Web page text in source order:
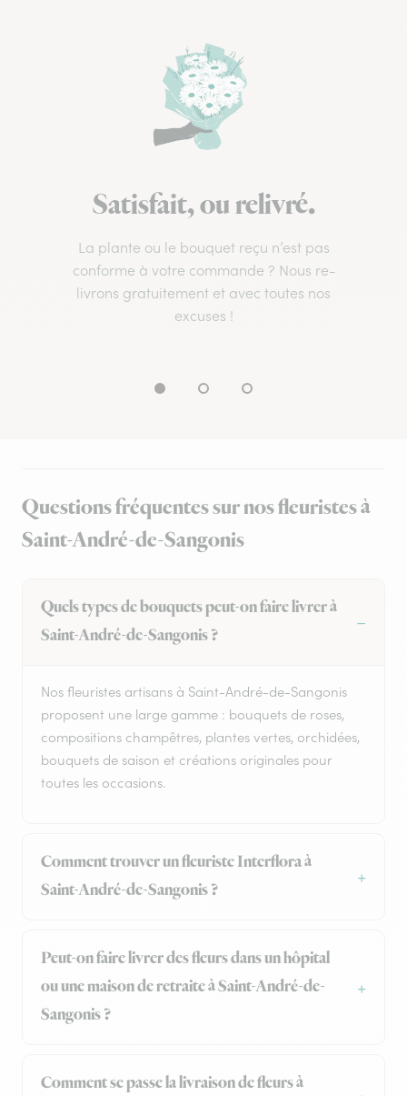
Satisfait, ou relivré.
La plante ou le bouquet reçu n’est pas
conforme à votre commande ? Nous re-
livrons gratuitement et avec toutes nos
excuses !
Questions fréquentes sur nos fleuristes à
Saint-André-de-Sangonis
Quels types de bouquets peut-on faire livrer à
Saint-André-de-Sangonis ?
Nos fleuristes artisans à Saint-André-de-Sangonis
proposent une large gamme : bouquets de roses,
compositions champêtres, plantes vertes, orchidées,
bouquets de saison et créations originales pour
toutes les occasions.
Comment trouver un fleuriste Interflora à
Saint-André-de-Sangonis ?
Peut-on faire livrer des fleurs dans un hôpital
ou une maison de retraite à Saint-André-de-
Sangonis ?
Comment se passe la livraison de fleurs à